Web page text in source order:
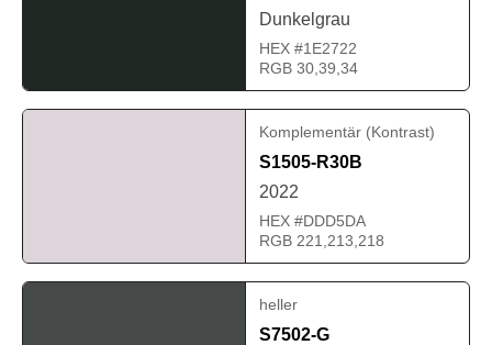
Dunkelgrau
HEX #1E2722
RGB 30,39,34
Komplementär (Kontrast)
S1505-R30B
2022
HEX #DDD5DA
RGB 221,213,218
heller
S7502-G